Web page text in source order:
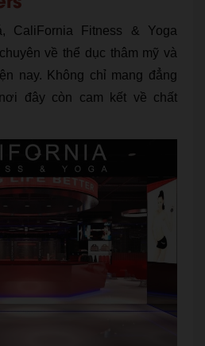
CaliFornia Fitness & Yoga
về thể dục thâm mỹ và
nay. Không chỉ mang đẳng
đây còn cam kết về chất